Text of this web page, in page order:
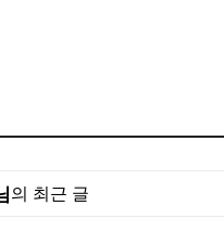
의 최근 글